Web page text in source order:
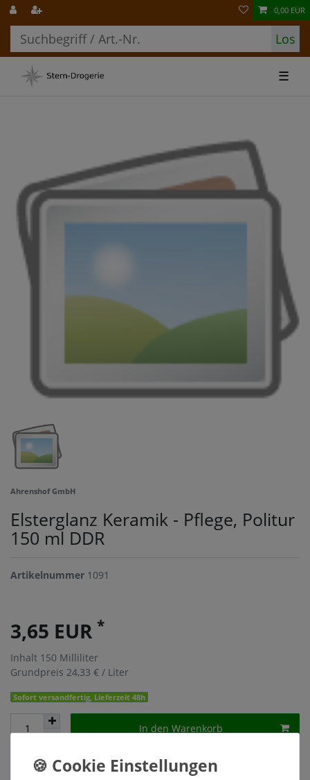
Los
0,00 EUR
☰
Ahrenshof GmbH
Elsterglanz Keramik - Pflege, Politur
150 ml DDR
Artikelnummer 1091
3,65 EUR *
Inhalt 150 Milliliter
Grundpreis 24,33 € / Liter
Sofort versandfertig, Lieferzeit 48h
In den Warenkorb
Wunschliste